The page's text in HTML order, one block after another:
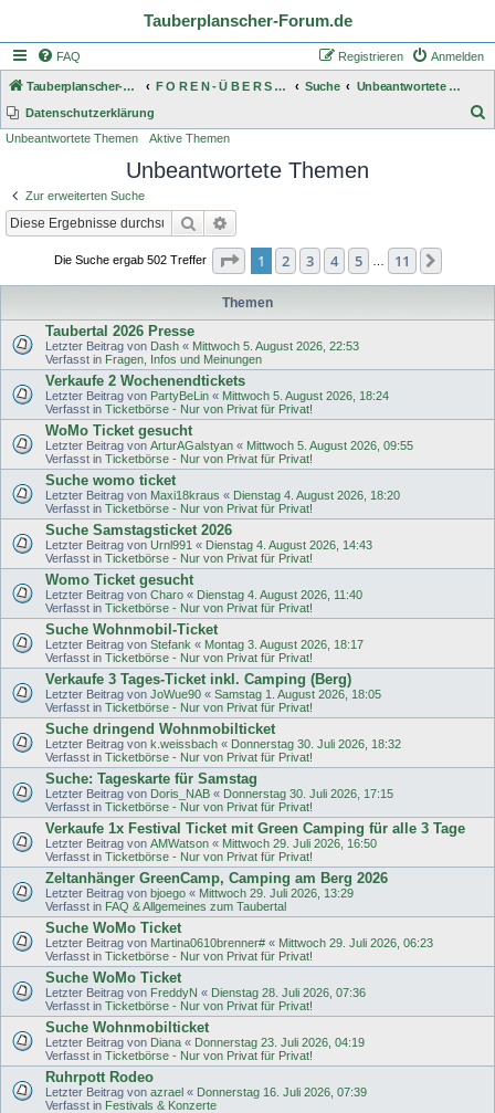
Tauberplanscher-Forum.de
FAQ Anmelden
Registrieren
Tauberplanscher-Forum.de F O R E N - Ü B E R S I C H T Suche
Unbeantwortete Themen
Datenschutzerklärung
Unbeantwortete Themen Aktive Themen
Unbeantwortete Themen
Zur erweiterten Suche
Suche
Die Suche ergab 502 Treffer Seite 1von 11
1 2 3 4 5 11
Themen
Taubertal 2026 Presse
Letzter Beitrag von Dash « Mittwoch 5. August 2026, 22:53
Verfasst in Fragen, Infos und Meinungen
Verkaufe 2 Wochenendtickets
Letzter Beitrag von PartyBeLin « Mittwoch 5. August 2026, 18:24
Verfasst in Ticketbörse - Nur von Privat für Privat!
WoMo Ticket gesucht
Letzter Beitrag von ArturAGalstyan « Mittwoch 5. August 2026, 09:55
Verfasst in Ticketbörse - Nur von Privat für Privat!
Suche womo ticket
Letzter Beitrag von Maxi18kraus « Dienstag 4. August 2026, 18:20
Verfasst in Ticketbörse - Nur von Privat für Privat!
Suche Samstagsticket 2026
Letzter Beitrag von Urnl991 « Dienstag 4. August 2026, 14:43
Verfasst in Ticketbörse - Nur von Privat für Privat!
Womo Ticket gesucht
Letzter Beitrag von Charo « Dienstag 4. August 2026, 11:40
Verfasst in Ticketbörse - Nur von Privat für Privat!
Suche Wohnmobil-Ticket
Letzter Beitrag von Stefank « Montag 3. August 2026, 18:17
Verfasst in Ticketbörse - Nur von Privat für Privat!
Verkaufe 3 Tages-Ticket inkl. Camping (Berg)
Letzter Beitrag von JoWue90 « Samstag 1. August 2026, 18:05
Verfasst in Ticketbörse - Nur von Privat für Privat!
Suche dringend Wohnmobilticket
Letzter Beitrag von k.weissbach « Donnerstag 30. Juli 2026, 18:32
Verfasst in Ticketbörse - Nur von Privat für Privat!
Suche: Tageskarte für Samstag
Letzter Beitrag von Doris_NAB « Donnerstag 30. Juli 2026, 17:15
Verfasst in Ticketbörse - Nur von Privat für Privat!
Verkaufe 1x Festival Ticket mit Green Camping für alle 3 Tage
Letzter Beitrag von AMWatson « Mittwoch 29. Juli 2026, 16:50
Verfasst in Ticketbörse - Nur von Privat für Privat!
Zeltanhänger GreenCamp, Camping am Berg 2026
Letzter Beitrag von bjoego « Mittwoch 29. Juli 2026, 13:29
Verfasst in FAQ & Allgemeines zum Taubertal
Suche WoMo Ticket
Letzter Beitrag von Martina0610brenner# « Mittwoch 29. Juli 2026, 06:23
Verfasst in Ticketbörse - Nur von Privat für Privat!
Suche WoMo Ticket
Letzter Beitrag von FreddyN « Dienstag 28. Juli 2026, 07:36
Verfasst in Ticketbörse - Nur von Privat für Privat!
Suche Wohnmobilticket
Letzter Beitrag von Diana « Donnerstag 23. Juli 2026, 04:19
Verfasst in Ticketbörse - Nur von Privat für Privat!
Ruhrpott Rodeo
Letzter Beitrag von azrael « Donnerstag 16. Juli 2026, 07:39
Verfasst in Festivals & Konzerte